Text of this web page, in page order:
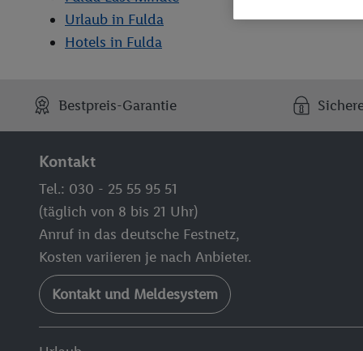
Urlaub in Fulda
Hotels in Fulda
Bestpreis-Garantie
Kontakt
Tel.: 030 - 25 55 95 51
(täglich von 8 bis 21 Uhr)
Anruf in das deutsche Festnetz,
Kosten variieren je nach Anbieter.
Kontakt und Meldesystem